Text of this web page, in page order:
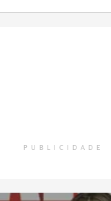
PUBLICIDADE